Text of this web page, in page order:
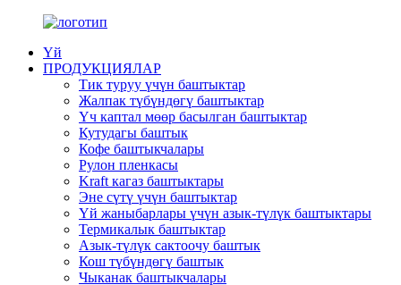
Үй
ПРОДУКЦИЯЛАР
Тик туруу үчүн баштыктар
Жалпак түбүндөгү баштыктар
Үч каптал мөөр басылган баштыктар
Кутудагы баштык
Кофе баштыкчалары
Рулон пленкасы
Kraft кагаз баштыктары
Эне сүтү үчүн баштыктар
Үй жаныбарлары үчүн азык-түлүк баштыктары
Термикалык баштыктар
Азык-түлүк сактоочу баштык
Кош түбүндөгү баштык
Чыканак баштыкчалары